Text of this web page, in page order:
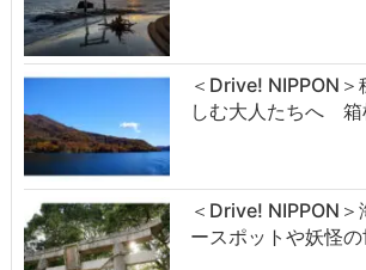
＜Drive! NIPPON
しむ大人たちへ
＜Drive! NIPPON
ースポットや妖怪